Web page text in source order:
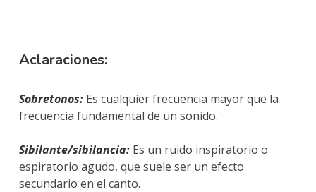
Aclaraciones:
Sobretonos: Es cualquier frecuencia mayor que la
frecuencia fundamental de un sonido.
Sibilante/sibilancia: Es un ruido inspiratorio o
espiratorio agudo, que suele ser un efecto
secundario en el canto.